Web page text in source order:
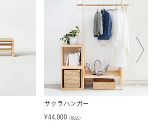
サクラハンガー
¥ 44,000 （税込）